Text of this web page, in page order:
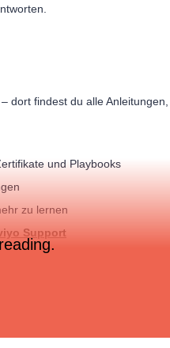
dort findest du alle Anleitungen,
und Playbooks
zu lernen
Support